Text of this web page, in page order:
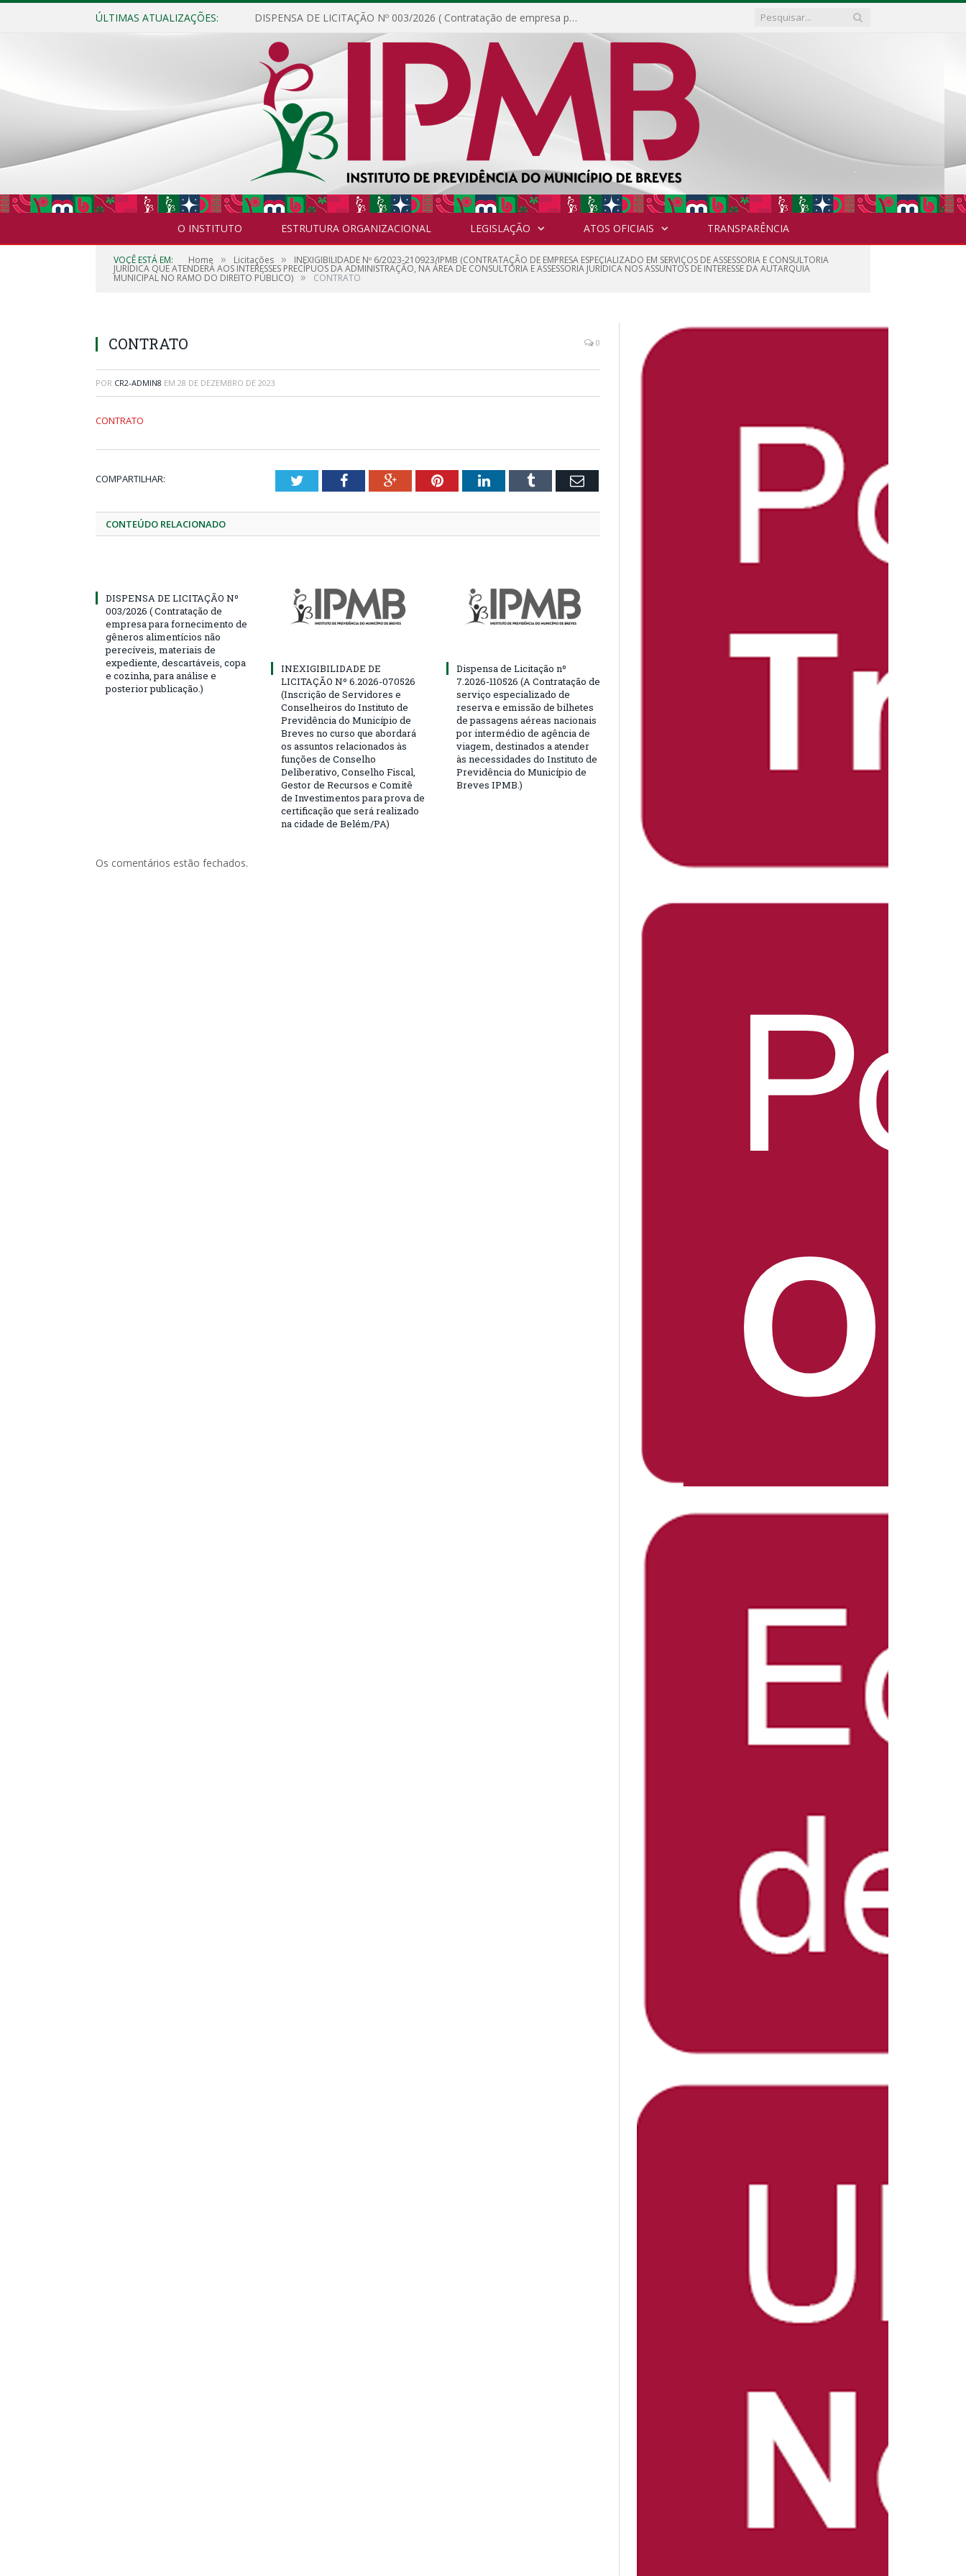
ÚLTIMAS ATUALIZAÇÕES: DISPENSA DE LICITAÇÃO Nº 003/2026 ( Contratação de empresa para fornecimento de gêneros alimentícios não perecíveis, materiais de expediente, descartáveis, copa e cozinha, para análise e posterior publicação.)
O INSTITUTO ESTRUTURA ORGANIZACIONAL LEGISLAÇÃO ATOS OFICIAIS TRANSPARÊNCIA
VOCÊ ESTÁ EM: Home » Licitações » INEXIGIBILIDADE Nº 6/2023-210923/IPMB (CONTRATAÇÃO DE EMPRESA ESPECIALIZADO EM SERVIÇOS DE ASSESSORIA E CONSULTORIA
JURÍDICA QUE ATENDERÁ AOS INTERESSES PRECÍPUOS DA ADMINISTRAÇÃO, NA ÁREA DE CONSULTORIA E ASSESSORIA JURÍDICA NOS ASSUNTOS DE INTERESSE DA AUTARQUIA
MUNICIPAL NO RAMO DO DIREITO PÚBLICO) » CONTRATO
CONTRATO 0
POR CR2-ADMIN8 EM 28 DE DEZEMBRO DE 2023
CONTRATO
COMPARTILHAR: TwitterFacebookGoogle+PinterestLinkedInTumblr Email
CONTEÚDO RELACIONADO
DISPENSA DE LICITAÇÃO Nº
003/2026 ( Contratação de
empresa para fornecimento de
gêneros alimentícios não
perecíveis, materiais de
expediente, descartáveis, copa
e cozinha, para análise e
posterior publicação.)
INEXIGIBILIDADE DE
LICITAÇÃO Nº 6.2026-070526
(Inscrição de Servidores e
Conselheiros do Instituto de
Previdência do Município de
Breves no curso que abordará
os assuntos relacionados às
funções de Conselho
Deliberativo, Conselho Fiscal,
Gestor de Recursos e Comitê
de Investimentos para prova de
certificação que será realizado
na cidade de Belém/PA)
Dispensa de Licitação nº
7.2026-110526 (A Contratação de
serviço especializado de
reserva e emissão de bilhetes
de passagens aéreas nacionais
por intermédio de agência de
viagem, destinados a atender
às necessidades do Instituto de
Previdência do Município de
Breves IPMB.)
Os comentários estão fechados.